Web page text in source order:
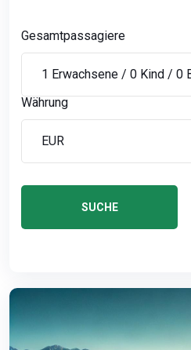
Gesamtpassagiere
Währung
SUCHE